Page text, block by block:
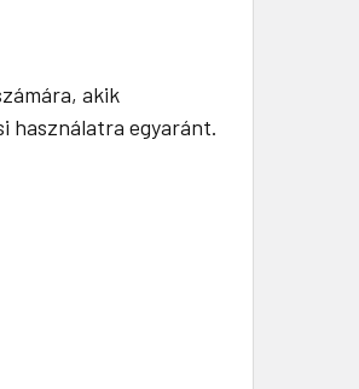
akik
használatra egyaránt.